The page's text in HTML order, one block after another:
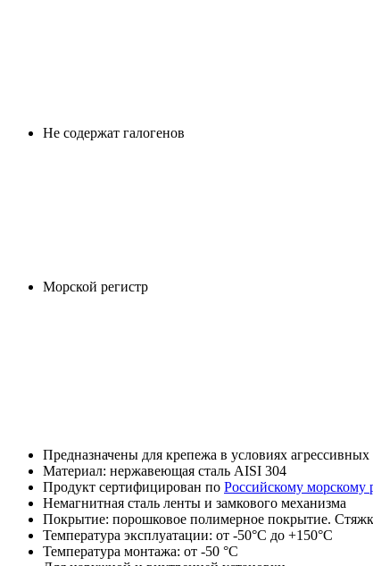
Не содержат галогенов
Морской регистр
Предназначены для крепежа в условиях
Материал: нержавеющая сталь AISI 304
Продукт сертифицирован по Российскому морскому
Немагнитная сталь ленты и замкового механизма
Покрытие: порошковое полимерное покрытие.
Температура эксплуатации: от -50°С до +150°С
Температура монтажа: от -50 °С